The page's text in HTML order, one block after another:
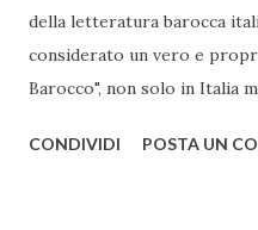
della letteratura barocca
considerato un vero e
Barocco", non solo in Italia
rendono un'opera
CONDIVIDI POSTA UN